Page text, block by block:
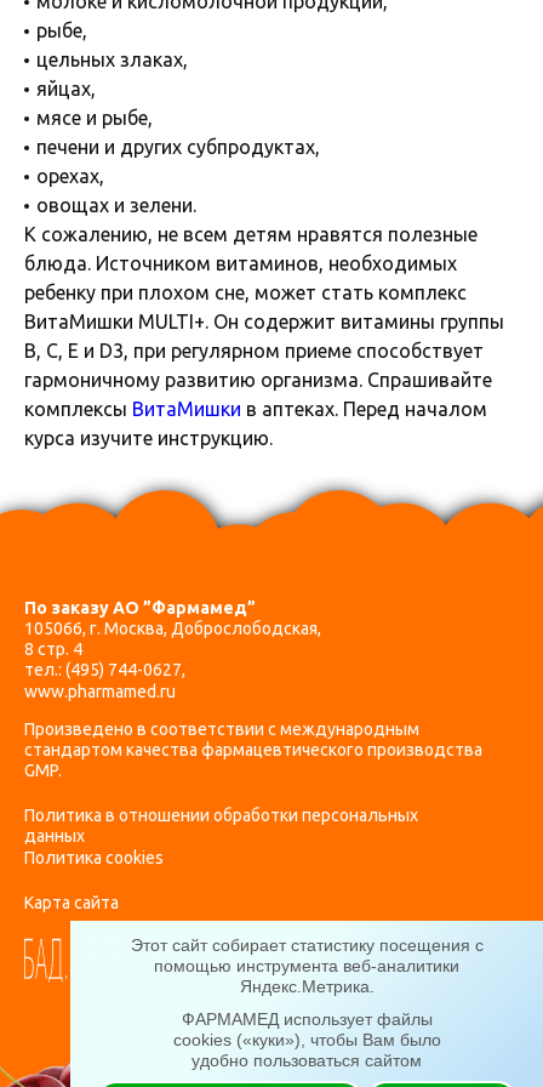
рыбе,
цельных злаках,
яйцах,
мясе и рыбе,
печени и других субпродуктах,
орехах,
овощах и зелени.
К сожалению, не всем детям нравятся полезные
блюда. Источником витаминов, необходимых
ребенку при плохом сне, может стать комплекс
ВитаМишки MULTI+. Он содержит витамины группы
В, С, Е и D3, при регулярном приеме способствует
гармоничному развитию организма. Спрашивайте
комплексы ВитаМишки в аптеках. Перед началом
курса изучите инструкцию.
Этот сайт собирает статистику посещения с
помощью инструмента веб-аналитики
Яндекс.Метрика
ФАРМАМЕД использует файлы
cookies («куки»), чтобы Вам было
удобно пользоваться сайтом
По заказу АО ”Фармамед”
105066, г. Москва, Доброслободская,
8 стр. 4
тел.: (495) 744-0627,
www.pharmamed.ru
Произведено в соответствии с международным
стандартом качества фармацевтического производства
GMP.
Политика в отношении обработки персональных
данных
Политика cookies
Карта сайта